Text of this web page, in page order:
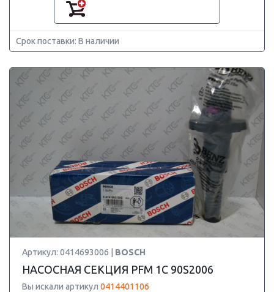
Срок поставки: В наличии
Артикул: 0414693006 | BOSCH
НАСОСНАЯ СЕКЦИЯ PFM 1C 90S2006
Вы искали артикул 0414401106